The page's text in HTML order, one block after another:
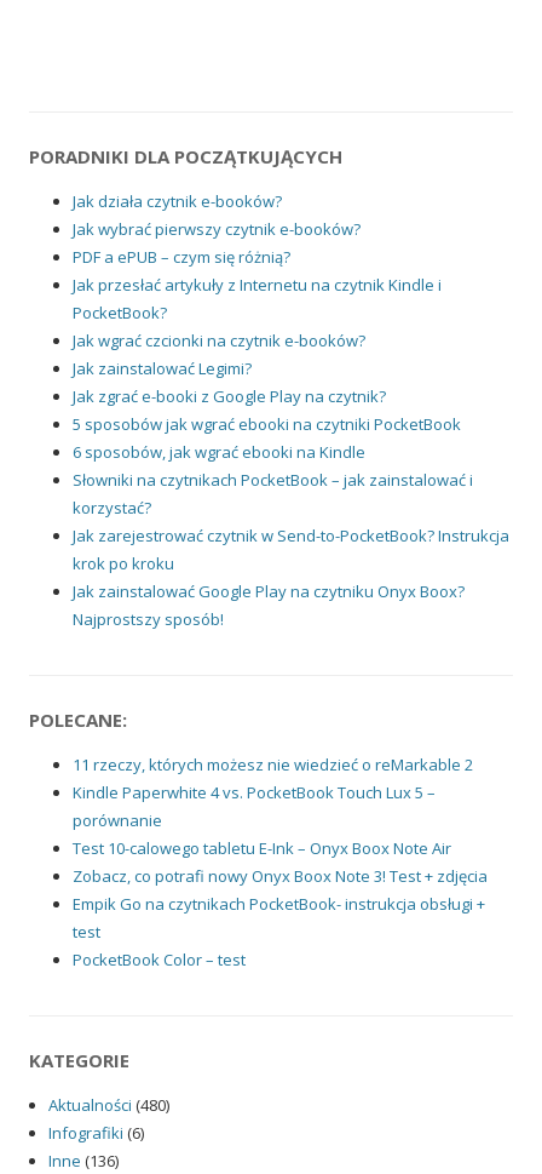
PORADNIKI DLA POCZĄTKUJĄCYCH
Jak działa czytnik e-booków?
Jak wybrać pierwszy czytnik e-booków?
PDF a ePUB – czym się różnią?
Jak przesłać artykuły z Internetu na czytnik Kindle i
PocketBook?
Jak wgrać czcionki na czytnik e-booków?
Jak zainstalować Legimi?
Jak zgrać e-booki z Google Play na czytnik?
5 sposobów jak wgrać ebooki na czytniki PocketBook
6 sposobów, jak wgrać ebooki na Kindle
Słowniki na czytnikach PocketBook – jak zainstalować i
korzystać?
Jak zarejestrować czytnik w Send-to-PocketBook? Instrukcja
krok po kroku
Jak zainstalować Google Play na czytniku Onyx Boox?
Najprostszy sposób!
POLECANE:
11 rzeczy, których możesz nie wiedzieć o reMarkable 2
Kindle Paperwhite 4 vs. PocketBook Touch Lux 5 –
porównanie
Test 10-calowego tabletu E-Ink – Onyx Boox Note Air
Zobacz, co potrafi nowy Onyx Boox Note 3! Test + zdjęcia
Empik Go na czytnikach PocketBook- instrukcja obsługi +
test
PocketBook Color – test
KATEGORIE
Aktualności (480)
Infografiki (6)
Inne (136)